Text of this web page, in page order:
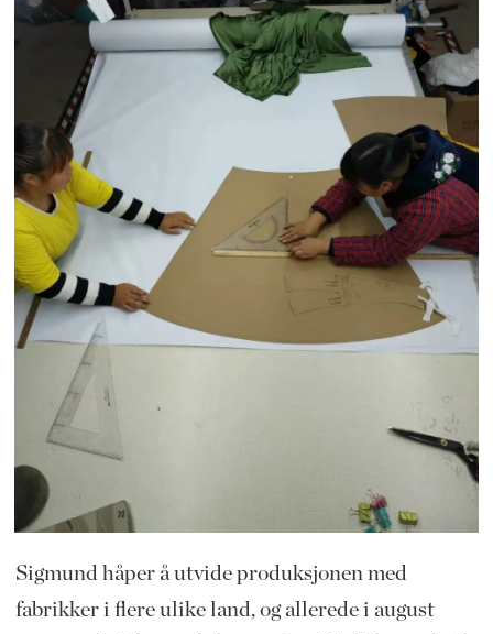
Sigmund håper å utvide produksjonen med
fabrikker i flere ulike land, og allerede i august